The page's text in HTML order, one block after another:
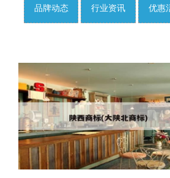
品牌动态 行业资讯 优惠